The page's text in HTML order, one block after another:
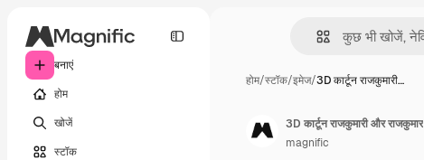
बनाएं
होम
खोजें
स्टॉक
होम/स्टॉक/इमेज/3D कार्टून राजकुमारी…
3D कार्टून राजकुमारी और राजकुमार
magnific